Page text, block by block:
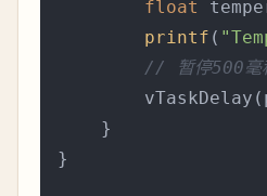
float
printf (
// 暂停500毫
    }
}